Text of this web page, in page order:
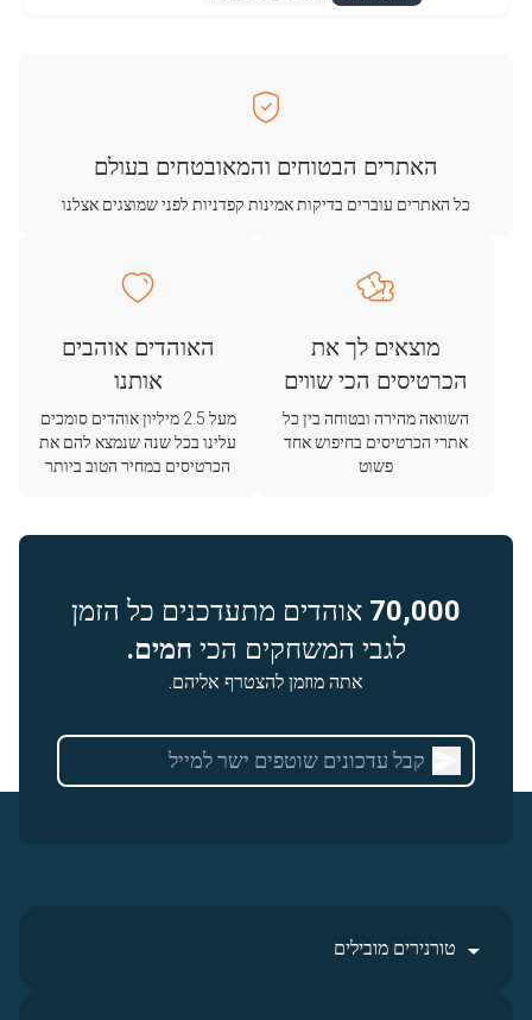
האתרים הבטוחים והמאובטחים בעולם
כל האתרים עוברים בדיקות אמינות קפדניות לפני שמוצגים אצלנו
מוצאים לך את
הכרטיסים הכי שווים
השוואה מהירה ובטוחה בין כל
אתרי הכרטיסים בחיפוש אחד
פשוט
האוהדים אוהבים
אותנו
מעל 2.5 מיליון אוהדים סומכים
עלינו בכל שנה שנמצא להם את
הכרטיסים במחיר הטוב ביותר
70,000 אוהדים מתעדכנים כל הזמן
לגבי המשחקים הכי חמים.
אתה מוזמן להצטרף אליהם.
טורנירים מובילים